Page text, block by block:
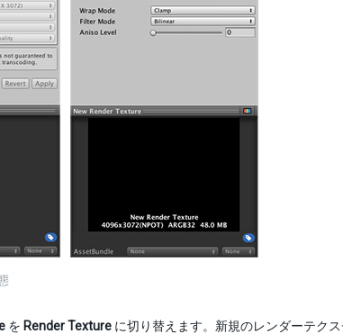
を Render Texture に切り替えます。新規のレンダーテク